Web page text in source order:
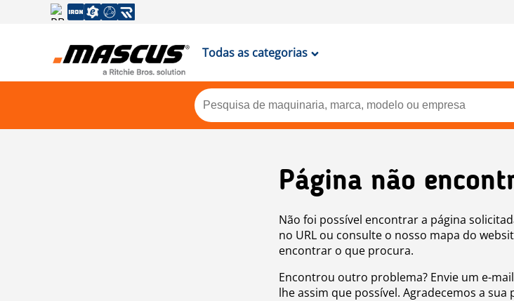
Todas as categorias
Página não
Não foi possível encontrar a página
no URL ou consulte o nosso mapa do
encontrar o que procura.
Encontrou outro problema? Envie um e-
lhe assim que possível. Agradecemos a sua